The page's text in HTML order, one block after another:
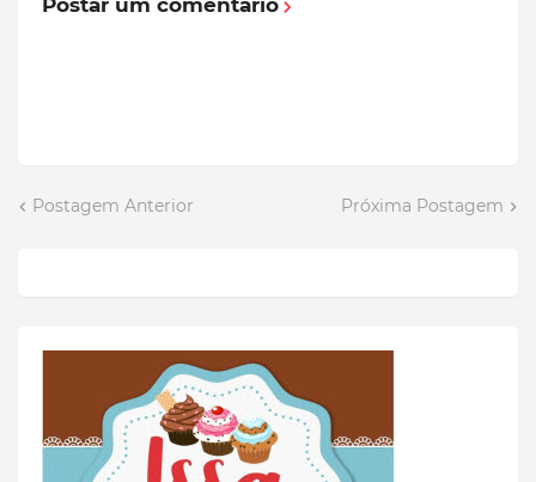
Postar um comentário
Postagem Anterior Próxima Postagem